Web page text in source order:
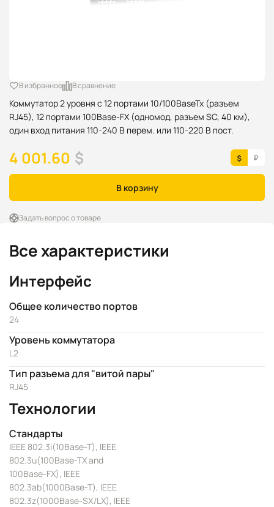
Коммутатор 2 уровня с 12 портами 10/100BaseTx (разъем
RJ45), 12 портами 100Base-FX (одномод, разъем SC, 40 км),
один вход питания 110-240 В перем. или 110-220 В пост.
В избранное В сравнение
4 001.60 $
В корзину
Задать вопрос о товаре
Все характеристики
Интерфейс
Общее количество портов
24
Уровень коммутатора
L2
Тип разъема для "витой пары"
RJ45
Технологии
Стандарты
IEEE 802.3i(10Base-T), IEEE
802.3u(100Base-TX and
100Base-FX), IEEE
802.3ab(1000Base-T), IEEE
802.3z(1000Base-SX/LX), IEEE